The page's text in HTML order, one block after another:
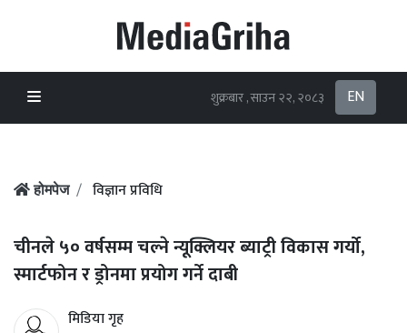
शुक्रबार , साउन २२, २०८३ EN
होमपेज विज्ञान प्रविधि
चीनले ५० वर्षसम्म चल्ने न्यूक्लियर ब्याट्री विकास गर्यो,
स्मार्टफोन र ड्रोनमा प्रयोग गर्ने दाबी
मिडिया गृह